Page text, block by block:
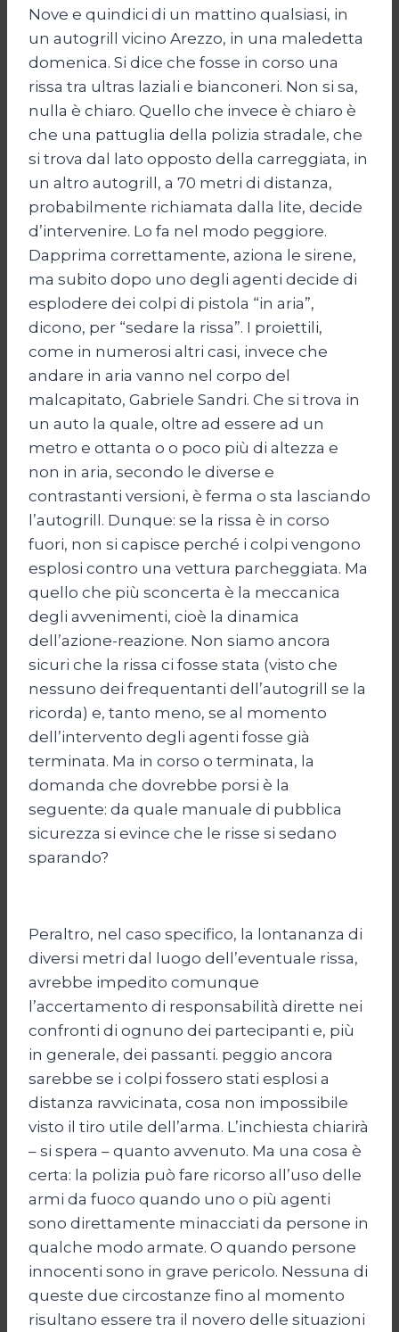
Nove e quindici di un mattino qualsiasi, in
un autogrill vicino Arezzo, in una maledetta
domenica. Si dice che fosse in corso una
rissa tra ultras laziali e bianconeri. Non si sa,
nulla è chiaro. Quello che invece è chiaro è
che una pattuglia della polizia stradale, che
si trova dal lato opposto della carreggiata, in
un altro autogrill, a 70 metri di distanza,
probabilmente richiamata dalla lite, decide
d’intervenire. Lo fa nel modo peggiore.
Dapprima correttamente, aziona le sirene,
ma subito dopo uno degli agenti decide di
esplodere dei colpi di pistola “in aria”,
dicono, per “sedare la rissa”. I proiettili,
come in numerosi altri casi, invece che
andare in aria vanno nel corpo del
malcapitato, Gabriele Sandri. Che si trova in
un auto la quale, oltre ad essere ad un
metro e ottanta o o poco più di altezza e
non in aria, secondo le diverse e
contrastanti versioni, è ferma o sta lasciando
l’autogrill. Dunque: se la rissa è in corso
fuori, non si capisce perché i colpi vengono
esplosi contro una vettura parcheggiata. Ma
quello che più sconcerta è la meccanica
degli avvenimenti, cioè la dinamica
dell’azione-reazione. Non siamo ancora
sicuri che la rissa ci fosse stata (visto che
nessuno dei frequentanti dell’autogrill se la
ricorda) e, tanto meno, se al momento
dell’intervento degli agenti fosse già
terminata. Ma in corso o terminata, la
domanda che dovrebbe porsi è la
seguente: da quale manuale di pubblica
sicurezza si evince che le risse si sedano
sparando?
Peraltro, nel caso specifico, la lontananza di
diversi metri dal luogo dell’eventuale rissa,
avrebbe impedito comunque
l’accertamento di responsabilità dirette nei
confronti di ognuno dei partecipanti e, più
in generale, dei passanti. peggio ancora
sarebbe se i colpi fossero stati esplosi a
distanza ravvicinata, cosa non impossibile
visto il tiro utile dell’arma. L’inchiesta chiarirà
– si spera – quanto avvenuto. Ma una cosa è
certa: la polizia può fare ricorso all’uso delle
armi da fuoco quando uno o più agenti
sono direttamente minacciati da persone in
qualche modo armate. O quando persone
innocenti sono in grave pericolo. Nessuna di
queste due circostanze fino al momento
risultano essere tra il novero delle situazioni